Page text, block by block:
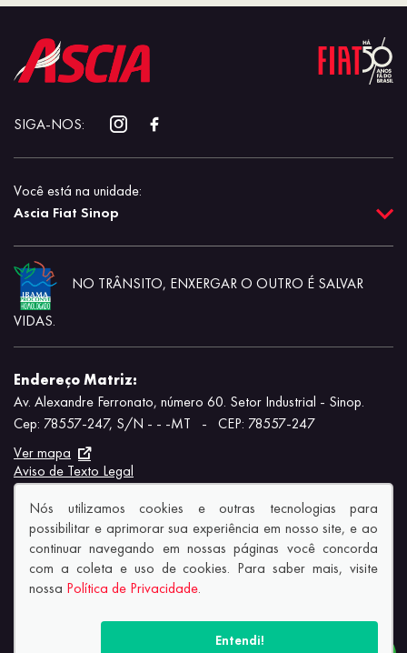
SIGA-NOS:
Você está na unidade:
Ascia Fiat Sinop
NO TRÂNSITO, ENXERGAR O OUTRO É SALVAR
VIDAS.
Endereço Matriz:
Av. Alexandre Ferronato, número 60. Setor Industrial - Sinop.
Cep: 78557-247, S/N - - -MT
-
CEP: 78557-247
Ver mapa
Aviso de Texto Legal
© Copyright 2026
Nós utilizamos cookies e outras tecnologias para
possibilitar e aprimorar sua experiência em nosso site, e ao
continuar navegando em nossas páginas você concorda
com a coleta e uso de cookies. Para saber mais, visite
nossa Política de Privacidade.
Entendi!